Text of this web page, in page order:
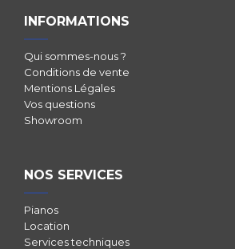
INFORMATIONS
Qui sommes-nous ?
Conditions de vente
Mentions Légales
Vos questions
Showroom
NOS SERVICES
Pianos
Location
Services techniques